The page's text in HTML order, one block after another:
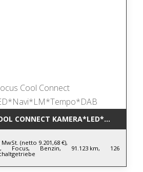
CONNECT
MwSt. (netto 9.201,68 €),
Focus, Benzin, 91.123 km, 126